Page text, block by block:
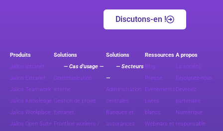
Discutons-en !
Produits
Jalios Intranet
Jalios Extranet
Jalios Teamwork
Jalios Knowledge
Jalios Workplace
Jalios Open Suite
Solutions
— Cas d’usage —
Communication
interne
Gestion de projet
Extranet
Frontline workers /
Solutions
— Secteurs
—
Administration
centrales
Banques et
assurances
Ressources
Blog
Presse
Evénements
Livres
blancs
Webinars et
A propos
La société
Rejoignez-nous
Devenez
partenaire
Numérique
responsable